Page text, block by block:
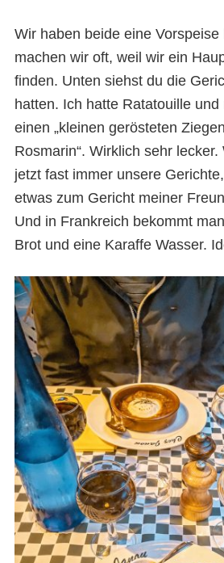
Wir haben beide eine Vorspeise
machen wir oft, weil wir ein
finden. Unten siehst du die
hatten. Ich hatte Ratatouille
einen „kleinen gerösteten
Rosmarin“. Wirklich sehr
jetzt fast immer unsere
etwas zum Gericht meiner
Und in Frankreich bekommt
Brot und eine Karaffe Wasser.